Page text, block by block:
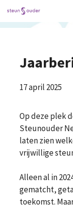
de
17 april 2025
Op deze plek
Steunouder
laten zien
vrijwillige
Alleen al in
gematcht,
toekomst.